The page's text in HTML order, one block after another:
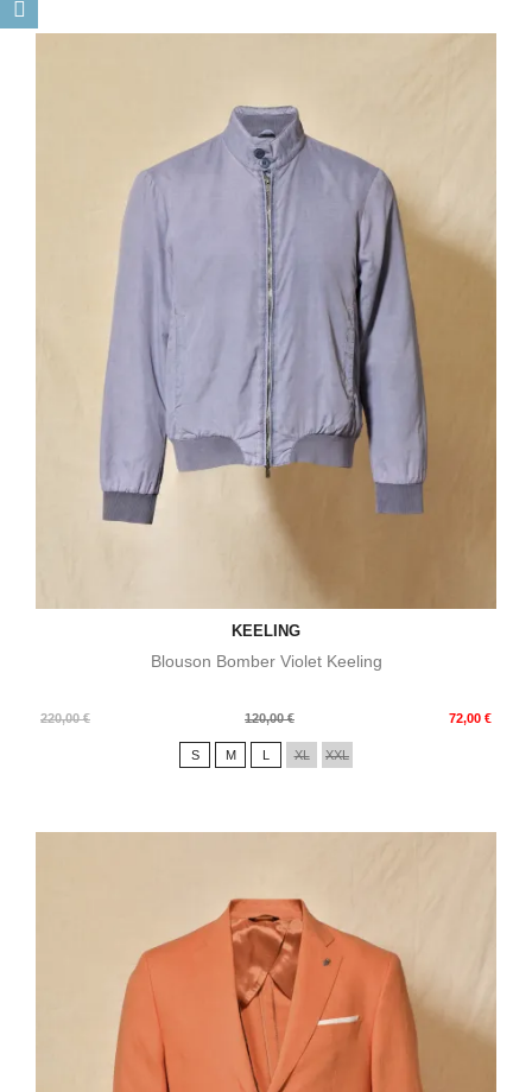
KEELING
Blouson Bomber Violet Keeling
220,00 €
Prix
120,00 € 72,00 €
Prix
S M XL XXL